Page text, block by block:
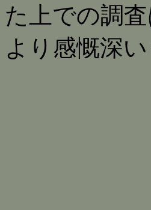
た上での調査
より感慨深